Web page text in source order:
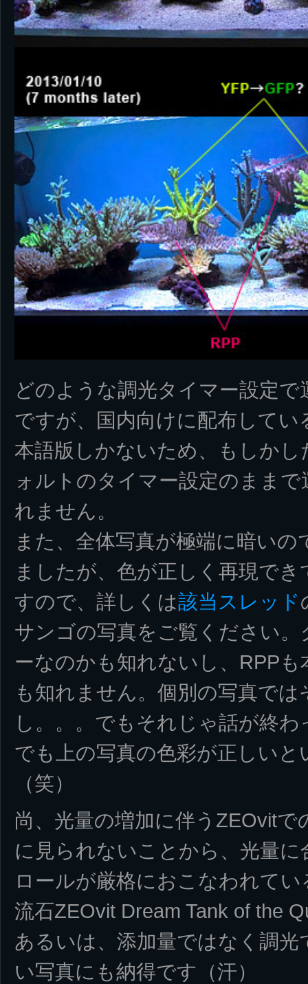
どのような調光タイマー設定
ですが、国内向けに配布して
本語版しかないため、もしか
ォルトのタイマー設定のまま
れません。
また、全体写真が極端に暗い
ましたが、色が正しく再現で
すので、詳しくは該当スレッド
サンゴの写真をご覧ください
ーなのかも知れないし、RPP
も知れません。個別の写真で
し。。。でもそれじゃ話が終
でも上の写真の色彩が正しい
（笑）
尚、光量の増加に伴うZEOvit
に見られないことから、光量
ロールが厳格におこなわれて
流石ZEOvit Dream Tank of the
あるいは、添加量ではなく調
い写真にも納得です（汗）